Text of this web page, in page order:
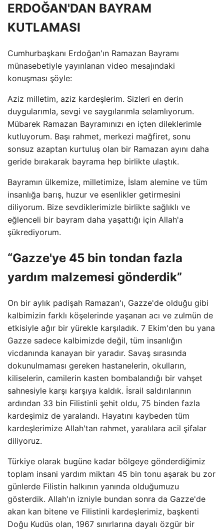
ERDOĞAN'DAN BAYRAM
KUTLAMASI
Cumhurbaşkanı Erdoğan'ın Ramazan Bayramı
münasebetiyle yayınlanan video mesajındaki
konuşması şöyle:
Aziz milletim, aziz kardeşlerim. Sizleri en derin
duygularımla, sevgi ve saygılarımla selamlıyorum.
Mübarek Ramazan Bayramınızı en içten dileklerimle
kutluyorum. Başı rahmet, merkezi mağfiret, sonu
sonsuz azaptan kurtuluş olan bir Ramazan ayını daha
geride bırakarak bayrama hep birlikte ulaştık.
Bayramın ülkemize, milletimize, İslam alemine ve tüm
insanlığa barış, huzur ve esenlikler getirmesini
diliyorum. Bize sevdiklerimizle birlikte sağlıklı ve
eğlenceli bir bayram daha yaşattığı için Allah'a
şükrediyorum.
“Gazze'ye 45 bin tondan fazla
yardım malzemesi gönderdik”
On bir aylık padişah Ramazan'ı, Gazze'de olduğu gibi
kalbimizin farklı köşelerinde yaşanan acı ve zulmün de
etkisiyle ağır bir yürekle karşıladık. 7 Ekim'den bu yana
Gazze sadece kalbimizde değil, tüm insanlığın
vicdanında kanayan bir yaradır. Savaş sırasında
dokunulmaması gereken hastanelerin, okulların,
kiliselerin, camilerin kasten bombalandığı bir vahşet
sahnesiyle karşı karşıya kaldık. İsrail saldırılarının
ardından 33 bin Filistinli şehit oldu, 75 binden fazla
kardeşimiz de yaralandı. Hayatını kaybeden tüm
kardeşlerimize Allah'tan rahmet, yaralılara acil şifalar
diliyoruz.
Türkiye olarak bugüne kadar bölgeye gönderdiğimiz
toplam insani yardım miktarı 45 bin tonu aşarak bu zor
günlerde Filistin halkının yanında olduğumuzu
gösterdik. Allah'ın izniyle bundan sonra da Gazze'de
akan kan bitene ve Filistinli kardeşlerimiz, başkenti
Doğu Kudüs olan, 1967 sınırlarına dayalı özgür bir